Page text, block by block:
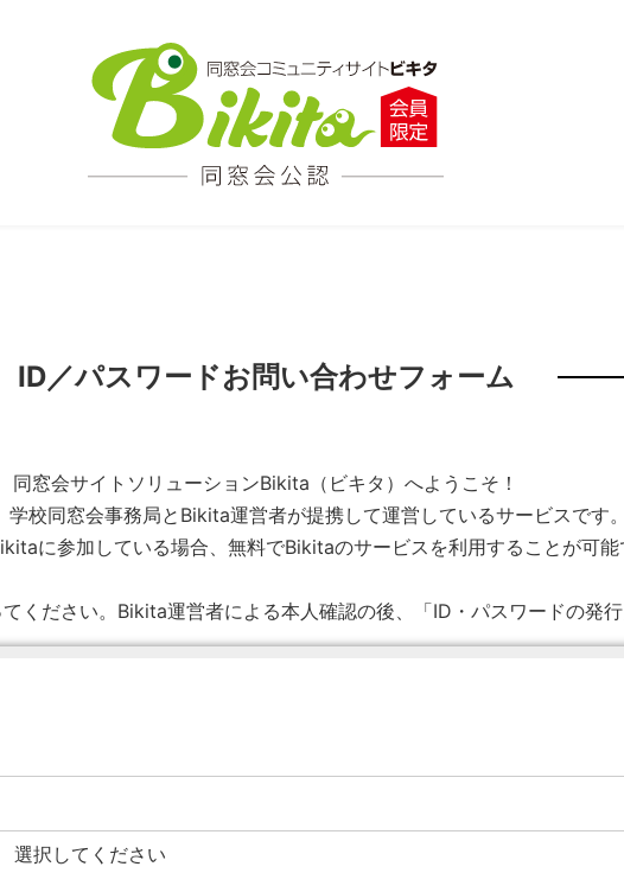
ID／パスワードお問い合わせフォーム
同窓会サイトソリューションBikita（ビキタ）へようこそ！
校同窓会事務局とBikita運営者が提携して運営しているサービスです。
に参加している場合、無料でBikitaのサービスを利用することが可能
ください。Bikita運営者による本人確認の後、「ID・パスワードの発行